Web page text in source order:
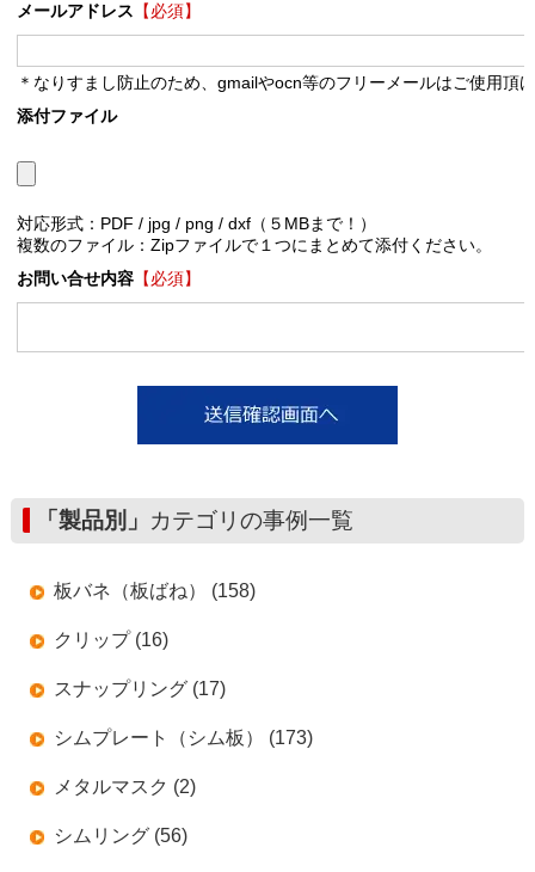
メールアドレス 【必須】
＊なりすまし防止のため、gmailやocn等のフリーメールはご使用頂
添付ファイル
対応形式：PDF / jpg / png / dxf（５MBまで！）
複数のファイル：Zipファイルで１つにまとめて添付ください。
お問い合せ内容【必須】
「製品別」 カテゴリの事例一覧
板バネ（板ばね） (158)
クリップ (16)
スナップリング (17)
シムプレート（シム板） (173)
メタルマスク (2)
シムリング (56)